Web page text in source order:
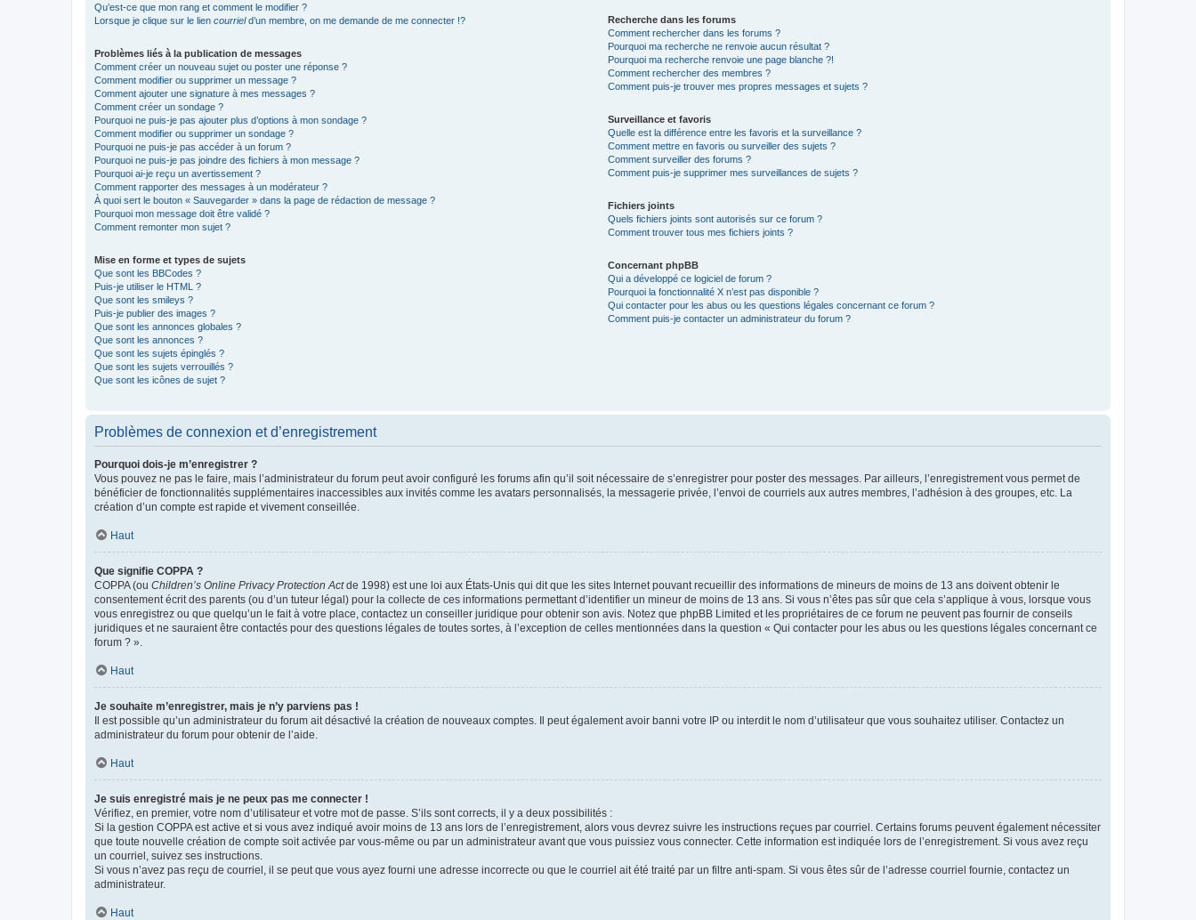
Qu’est-ce que mon rang et comment le modifier ?
Lorsque je clique sur le lien courrield’un membre, on me demande de me connecter !?
Problèmes liés à la publication de messages
Comment créer un nouveau sujet ou poster une réponse ?
Comment modifier ou supprimer un message ?
Comment ajouter une signature à mes messages ?
Comment créer un sondage ?
Pourquoi ne puis-je pas ajouter plus d’options à mon sondage ?
Comment modifier ou supprimer un sondage ?
Pourquoi ne puis-je pas accéder à un forum ?
Pourquoi ne puis-je pas joindre des fichiers à mon message ?
Pourquoi ai-je reçu un avertissement ?
Comment rapporter des messages à un modérateur ?
À quoi sert le bouton « Sauvegarder » dans la page de rédaction de message ?
Pourquoi mon message doit être validé ?
Comment remonter mon sujet ?
Mise en forme et types de sujets
Que sont les BBCodes ?
Puis-je utiliser le HTML ?
Que sont les smileys ?
Puis-je publier des images ?
Que sont les annonces globales ?
Que sont les annonces ?
Que sont les sujets épinglés ?
Que sont les sujets verrouillés ?
Que sont les icônes de sujet ?
Recherche dans les forums
Comment rechercher dans les forums ?
Pourquoi ma recherche ne renvoie aucun résultat ?
Pourquoi ma recherche renvoie une page blanche ?!
Comment rechercher des membres ?
Comment puis-je trouver mes propres messages et sujets ?
Surveillance et favoris
Quelle est la différence entre les favoris et la surveillance ?
Comment mettre en favoris ou surveiller des sujets ?
Comment surveiller des forums ?
Comment puis-je supprimer mes surveillances de sujets ?
Fichiers joints
Quels fichiers joints sont autorisés sur ce forum ?
Comment trouver tous mes fichiers joints ?
Concernant phpBB
Qui a développé ce logiciel de forum ?
Pourquoi la fonctionnalité X n’est pas disponible ?
Qui contacter pour les abus ou les questions légales concernant ce forum ?
Comment puis-je contacter un administrateur du forum ?
Problèmes de connexion et d’enregistrement
Pourquoi dois-je m’enregistrer ?
Vous pouvez ne pas le faire, mais l’administrateur du forum peut avoir configuré les forums afin qu’il soit nécessaire de s’enregistrer pour poster des messages. Par ailleurs, l’enregistrement vous permet de
bénéficier de fonctionnalités supplémentaires inaccessibles aux invités comme les avatars personnalisés, la messagerie privée, l’envoi de courriels aux autres membres, l’adhésion à des groupes, etc. La
création d’un compte est rapide et vivement conseillée.
Haut
Que signifie COPPA ?
COPPA (ou Children’s Online Privacy Protection Actde 1998) est une loi aux États-Unis qui dit que les sites Internet pouvant recueillir des informations de mineurs de moins de 13 ans doivent obtenir le
consentement écrit des parents (ou d’un tuteur légal) pour la collecte de ces informations permettant d’identifier un mineur de moins de 13 ans. Si vous n’êtes pas sûr que cela s’applique à vous, lorsque vous
vous enregistrez ou que quelqu’un le fait à votre place, contactez un conseiller juridique pour obtenir son avis. Notez que phpBB Limited et les propriétaires de ce forum ne peuvent pas fournir de conseils
juridiques et ne sauraient être contactés pour des questions légales de toutes sortes, à l’exception de celles mentionnées dans la question « Qui contacter pour les abus ou les questions légales concernant ce
forum ? ».
Haut
Je souhaite m’enregistrer, mais je n’y parviens pas !
Il est possible qu’un administrateur du forum ait désactivé la création de nouveaux comptes. Il peut également avoir banni votre IP ou interdit le nom d’utilisateur que vous souhaitez utiliser. Contactez un
administrateur du forum pour obtenir de l’aide.
Haut
Je suis enregistré mais je ne peux pas me connecter !
Vérifiez, en premier, votre nom d’utilisateur et votre mot de passe. S’ils sont corrects, il y a deux possibilités :
Si la gestion COPPA est active et si vous avez indiqué avoir moins de 13 ans lors de l’enregistrement, alors vous devrez suivre les instructions reçues par courriel. Certains forums peuvent également nécessiter
que toute nouvelle création de compte soit activée par vous-même ou par un administrateur avant que vous puissiez vous connecter. Cette information est indiquée lors de l’enregistrement. Si vous avez reçu
un courriel, suivez ses instructions.
Si vous n’avez pas reçu de courriel, il se peut que vous ayez fourni une adresse incorrecte ou que le courriel ait été traité par un filtre anti-spam. Si vous êtes sûr de l’adresse courriel fournie, contactez un
administrateur.
Haut